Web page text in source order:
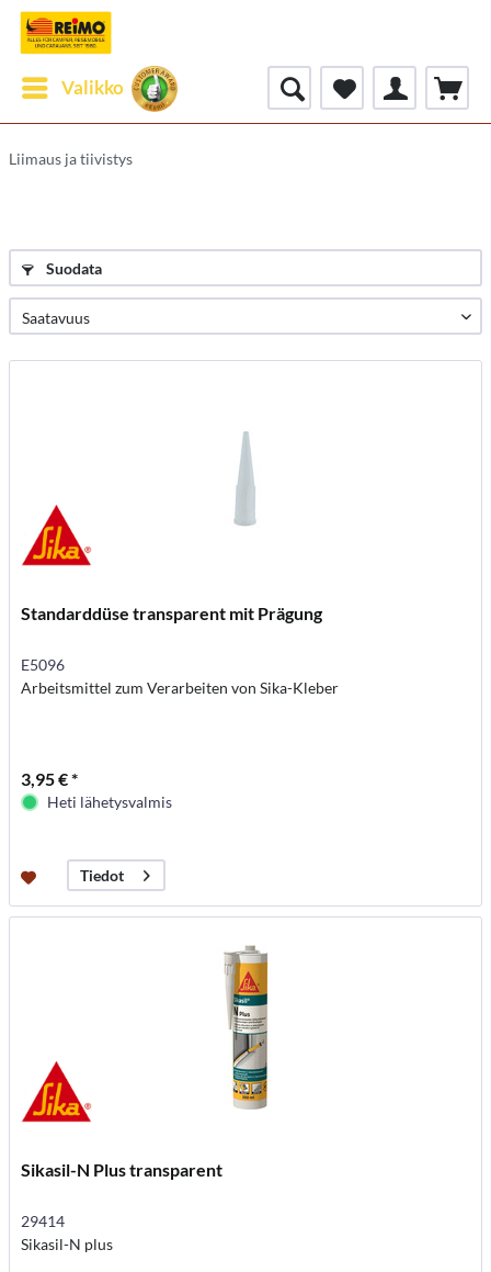
Valikko
Liimaus ja tiivistys
Suodata
Standarddüse transparent mit Prägung
E5096
Arbeitsmittel zum Verarbeiten von Sika-Kleber
3,95 € *
Heti lähetysvalmis
Tiedot
Sikasil-N Plus transparent
29414
Sikasil-N plus